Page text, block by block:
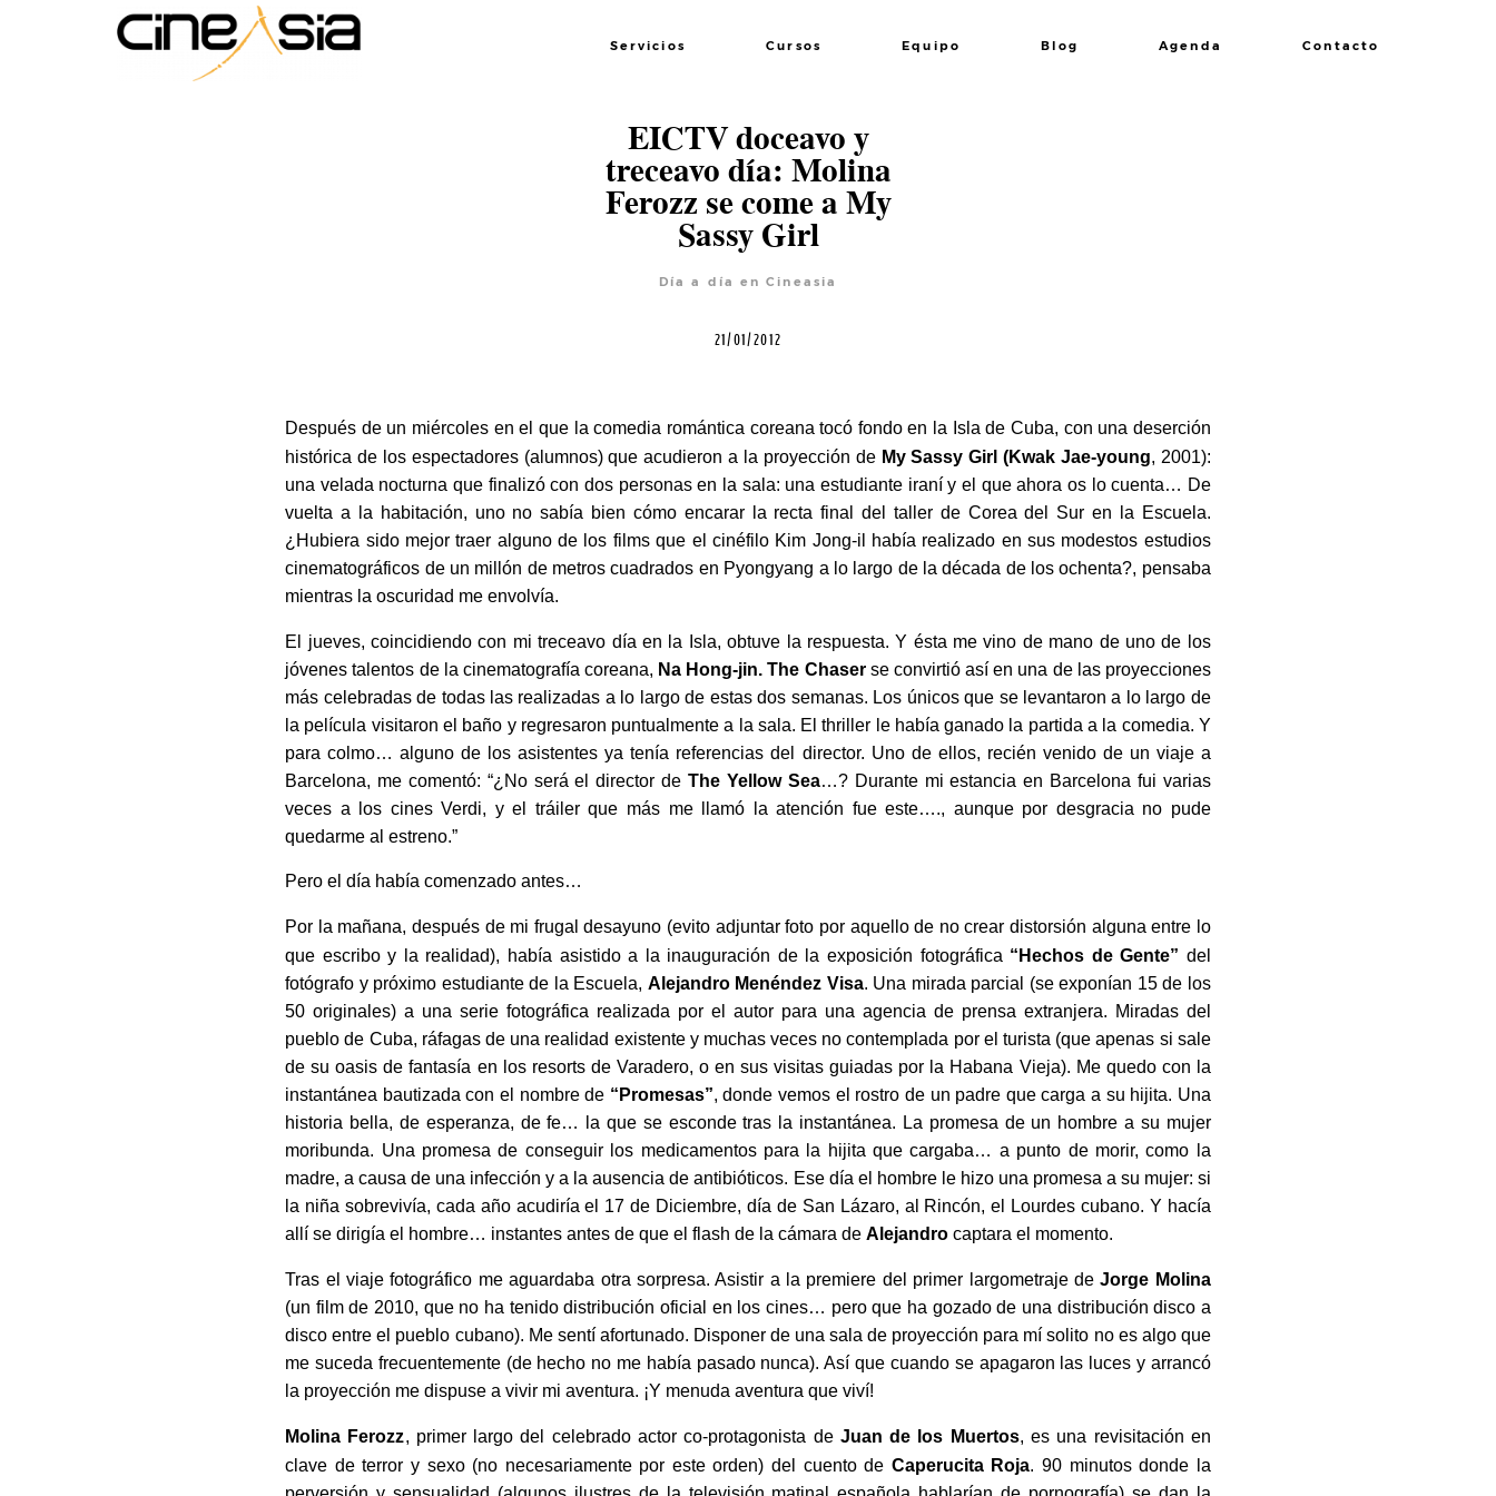
Servicios Cursos Equipo Blog Agenda Contacto
EICTV doceavo y
treceavo día: Molina
Ferozz se come a My
Sassy Girl
Día a día en Cineasia
21/01/2012
Después de un miércoles en el que la comedia romántica coreana tocó fondo en la Isla de Cuba, con una deserción
histórica de los espectadores (alumnos) que acudieron a la proyección de My Sassy Girl (Kwak Jae-young, 2001):
una velada nocturna que finalizó con dos personas en la sala: una estudiante iraní y el que ahora os lo cuenta… De
vuelta a la habitación, uno no sabía bien cómo encarar la recta final del taller de Corea del Sur en la Escuela.
¿Hubiera sido mejor traer alguno de los films que el cinéfilo Kim Jong-il había realizado en sus modestos estudios
cinematográficos de un millón de metros cuadrados en Pyongyang a lo largo de la década de los ochenta?, pensaba
mientras la oscuridad me envolvía.
El jueves, coincidiendo con mi treceavo día en la Isla, obtuve la respuesta. Y ésta me vino de mano de uno de los
jóvenes talentos de la cinematografía coreana, Na Hong-jin. The Chaserse convirtió así en una de las proyecciones
más celebradas de todas las realizadas a lo largo de estas dos semanas. Los únicos que se levantaron a lo largo de
la película visitaron el baño y regresaron puntualmente a la sala. El thriller le había ganado la partida a la comedia. Y
para colmo… alguno de los asistentes ya tenía referencias del director. Uno de ellos, recién venido de un viaje a
Barcelona, me comentó: “¿No será el director deThe Yellow Sea…? Durante mi estancia en Barcelona fui varias
veces a los cines Verdi, y el tráiler que más me llamó la atención fue este…., aunque por desgracia no pude
quedarme al estreno.”
Pero el día había comenzado antes…
Por la mañana, después de mi frugal desayuno (evito adjuntar foto por aquello de no crear distorsión alguna entre lo
que escribo y la realidad), había asistido a la inauguración de la exposición fotográfica “Hechos de Gente” del
fotógrafo y próximo estudiante de la Escuela, Alejandro Menéndez Visa. Una mirada parcial (se exponían 15 de los
50 originales) a una serie fotográfica realizada por el autor para una agencia de prensa extranjera. Miradas del
pueblo de Cuba, ráfagas de una realidad existente y muchas veces no contemplada por el turista (que apenas si sale
de su oasis de fantasía en los resorts de Varadero, o en sus visitas guiadas por la Habana Vieja). Me quedo con la
instantánea bautizada con el nombre de “Promesas”, donde vemos el rostro de un padre que carga a su hijita. Una
historia bella, de esperanza, de fe… la que se esconde tras la instantánea. La promesa de un hombre a su mujer
moribunda. Una promesa de conseguir los medicamentos para la hijita que cargaba… a punto de morir, como la
madre, a causa de una infección y a la ausencia de antibióticos. Ese día el hombre le hizo una promesa a su mujer: si
la niña sobrevivía, cada año acudiría el 17 de Diciembre, día de San Lázaro, al Rincón, el Lourdes cubano. Y hacía
allí se dirigía el hombre… instantes antes de que el flash de la cámara deAlejandro captara el momento.
Tras el viaje fotográfico me aguardaba otra sorpresa. Asistir a la premiere del primer largometraje deJorge Molina
(un film de 2010, que no ha tenido distribución oficial en los cines… pero que ha gozado de una distribución disco a
disco entre el pueblo cubano). Me sentí afortunado. Disponer de una sala de proyección para mí solito no es algo que
me suceda frecuentemente (de hecho no me había pasado nunca). Así que cuando se apagaron las luces y arrancó
la proyección me dispuse a vivir mi aventura. ¡Y menuda aventura que viví!
Molina Ferozz, primer largo del celebrado actor co-protagonista de Juan de los Muertos, es una revisitación en
clave de terror y sexo (no necesariamente por este orden) del cuento de Caperucita Roja. 90 minutos donde la